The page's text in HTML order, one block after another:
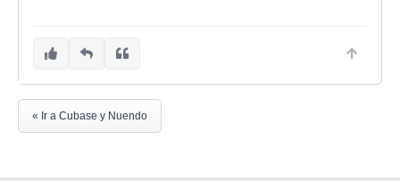
« Ir a Cubase y Nuendo